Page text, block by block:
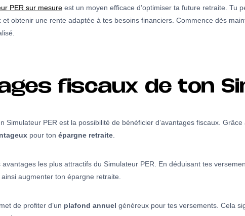
PER sur mesure est un moyen efficace d’optimiser ta future retraite. Tu
et obtenir une rente adaptée à tes besoins financiers. Commence dès
fiscaux de ton
Simulateur PER est la possibilité de bénéficier d’avantages fiscaux.
pour ton épargne retraite
avantages les plus attractifs du Simulateur PER. En déduisant tes
augmenter ton épargne retraite.
de profiter d’un plafond annuel généreux pour tes versements. Cela